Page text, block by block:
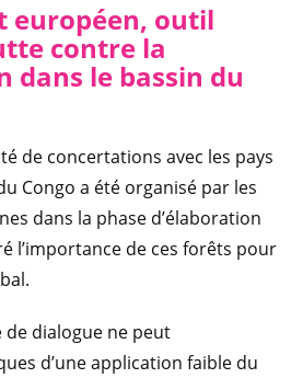
européen, outil
contre la
dans le bassin du
de concertations avec les pays
Congo a été organisé par les
dans la phase d’élaboration
l’importance de ces forêts pour
de dialogue ne peut
d’une application faible du